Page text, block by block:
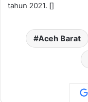
tahun 2021. []
Aceh Barat